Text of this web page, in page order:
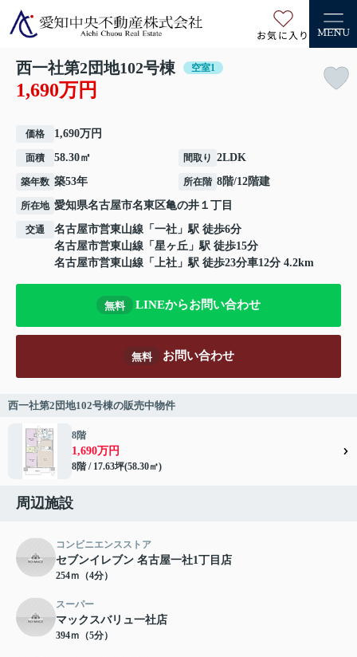
お気に入り MENU
西一社第2団地102号棟 空室1
1,690万円
価格 1,690万円
面積 58.30㎡ 間取り 2LDK
築年数 築53年 所在階 8階/12階建
所在地 愛知県名古屋市名東区亀の井 １丁目
交通 名古屋市営東山線 「一社 」駅 徒歩6分
名古屋市営東山線 「星ヶ丘 」駅 徒歩15分
名古屋市営東山線 「 上社 」駅 徒歩23分車12分 4.2km
無料 LINEからお問い合わせ
無料 お問い合わせ
西一社第2団地102号棟の販売中物件
8階
1,690万円
8階 / 17.63坪(58.30㎡)
周辺施設
コンビニエンスストア
セブンイレブン 名古屋一社1丁目店
254ｍ（4分）
スーパー
マックスバリュ一社店
394ｍ（5分）